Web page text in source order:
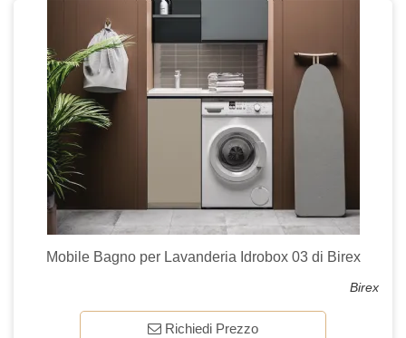
Mobile Bagno per Lavanderia Idrobox 03 di Birex
Birex
Richiedi Prezzo